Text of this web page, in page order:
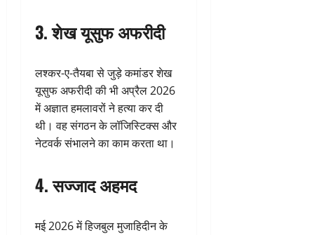
3. शेख यूसुफ अफरीदी
लश्कर-ए-तैयबा से जुड़े कमांडर शेख
यूसुफ अफरीदी की भी अप्रैल 2026
में अज्ञात हमलावरों ने हत्या कर दी
थी। वह संगठन के लॉजिस्टिक्स और
नेटवर्क संभालने का काम करता था।
4. सज्जाद अहमद
मई 2026 में हिजबुल मुजाहिदीन के